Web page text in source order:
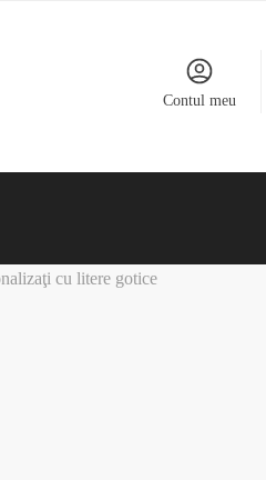
Contul meu
cu litere gotice